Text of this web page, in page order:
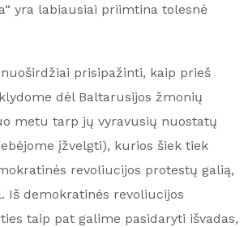
yra labiausiai priimtina tolesnė
prisipažinti, kaip prieš
dėl Baltarusijos žmonių
metu tarp jų vyravusių nuostatų
įžvelgti), kurios šiek tiek
revoliucijos protestų galią,
Iš demokratinės revoliucijos
taip pat galime pasidaryti išvadas,